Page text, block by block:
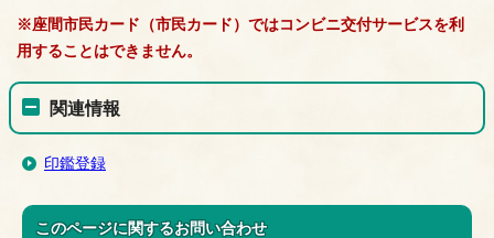
※座間市民カード（市民カード）ではコンビニ交付サービスを利
用することはできません。
関連情報
印鑑登録
このページに関するお問い合わせ